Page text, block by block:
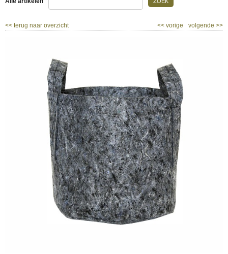
<< terug naar overzicht volgende >>
<< vorige